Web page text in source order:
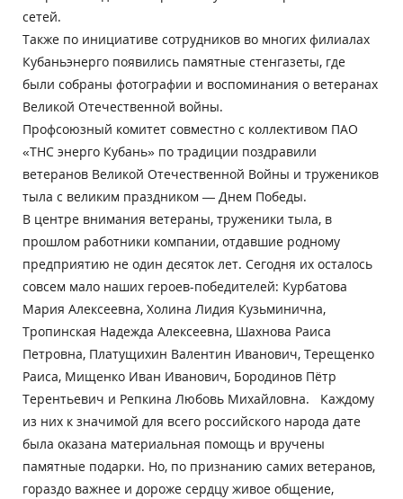
сетей.
Также по инициативе сотрудников во многих филиалах
Кубаньэнерго появились памятные стенгазеты, где
были собраны фотографии и воспоминания о ветеранах
Великой Отечественной войны.
Профсоюзный комитет совместно с коллективом ПАО
«ТНС энерго Кубань» по традиции поздравили
ветеранов Великой Отечественной Войны и тружеников
тыла с великим праздником — Днем Победы.
В центре внимания ветераны, труженики тыла, в
прошлом работники компании, отдавшие родному
предприятию не один десяток лет. Сегодня их осталось
совсем мало наших героев-победителей: Курбатова
Мария Алексеевна, Холина Лидия Кузьминична,
Тропинская Надежда Алексеевна, Шахнова Раиса
Петровна, Платущихин Валентин Иванович, Терещенко
Раиса, Мищенко Иван Иванович, Бородинов Пётр
Терентьевич и Репкина Любовь Михайловна. Каждому
из них к значимой для всего российского народа дате
была оказана материальная помощь и вручены
памятные подарки. Но, по признанию самих ветеранов,
гораздо важнее и дороже сердцу живое общение,